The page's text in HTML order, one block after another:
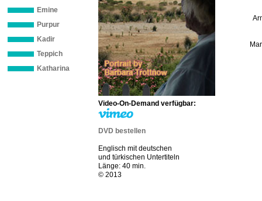
Emine
Purpur
Kadir
Teppich
Katharina
Video-On-Demand verfügbar:
DVD bestellen
Englisch mit deutschen
und türkischen Untertiteln
Länge: 40 min.
© 2013